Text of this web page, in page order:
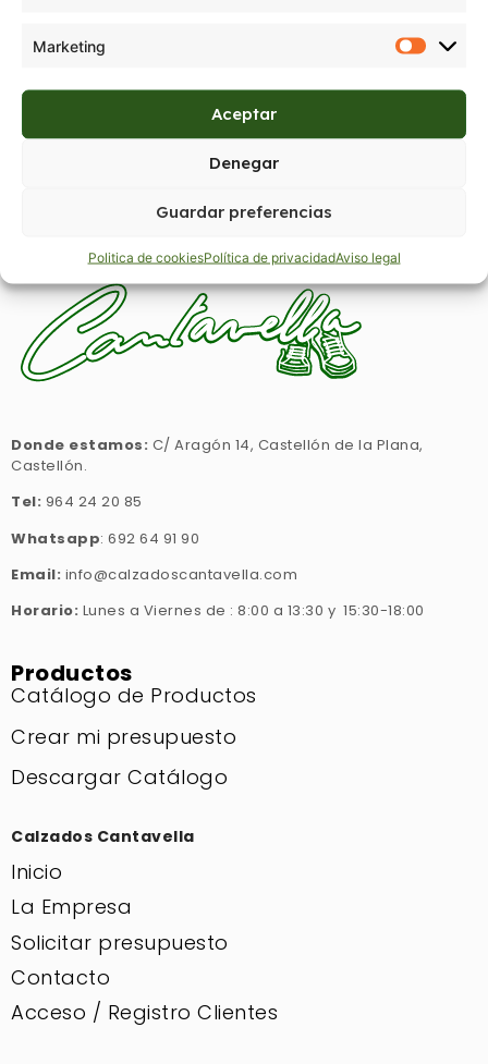
Marketing
Aceptar
Denegar
Guardar preferencias
Politica de cookiesPolítica de privacidadAviso legal
VALENCIANA YUTE
Regístrate para ver precios
Donde estamos: C/ Aragón 14, Castellón de la Plana,
Castellón.
Tel: 964 24 20 85
Whatsapp: 692 64 91 90
Email: info@calzadoscantavella.com
Horario: Lunes a Viernes de : 8:00 a 13:30 y 15:30-18:00
Productos
Catálogo de Productos
Crear mi presupuesto
Descargar Catálogo
Calzados Cantavella
Inicio
La Empresa
Solicitar presupuesto
Contacto
Acceso / Registro Clientes